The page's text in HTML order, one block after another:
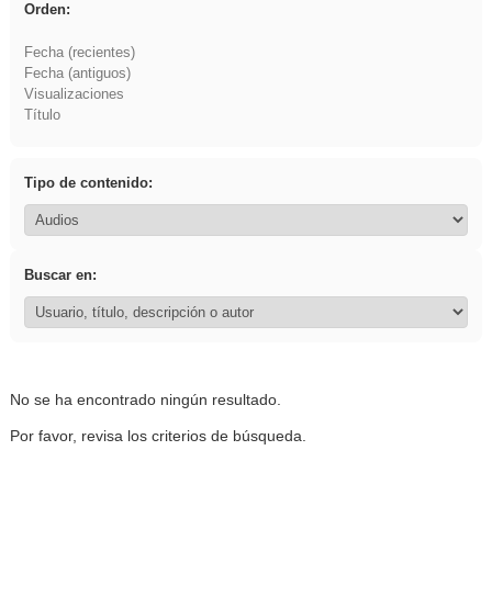
Orden:
Fecha (recientes)
Fecha (antiguos)
Visualizaciones
Título
Tipo de contenido:
Buscar en:
No se ha encontrado ningún resultado.
Por favor, revisa los criterios de búsqueda.